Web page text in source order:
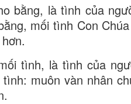
bằng, là tình của
mối tình Con
tình, là tình của
muôn vàn nhân